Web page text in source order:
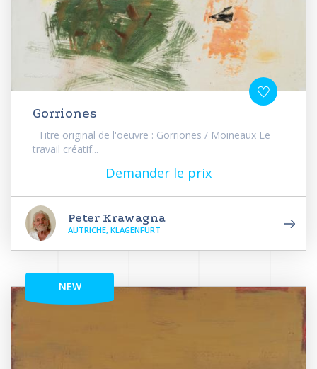
Gorriones
Titre original de l'oeuvre : Gorriones / Moineaux Le
travail créatif...
Demander le prix
Peter Krawagna
AUTRICHE, KLAGENFURT
NEW